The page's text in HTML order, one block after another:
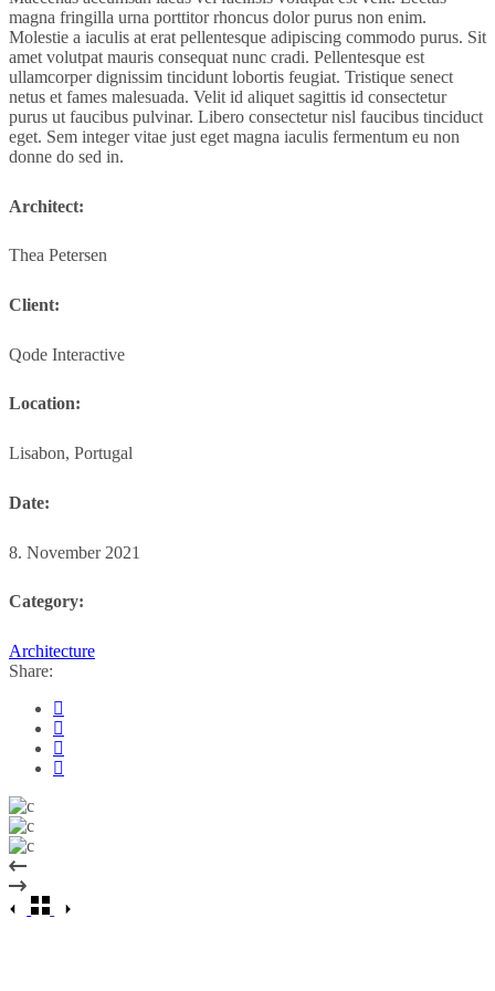
magna fringilla urna porttitor rhoncus dolor purus non enim.
Molestie a iaculis at erat pellentesque adipiscing commodo purus. Sit
amet volutpat mauris consequat nunc cradi. Pellentesque est
ullamcorper dignissim tincidunt lobortis feugiat. Tristique senect
netus et fames malesuada. Velit id aliquet sagittis id consectetur
purus ut faucibus pulvinar. Libero consectetur nisl faucibus tinciduct
eget. Sem integer vitae just eget magna iaculis fermentum eu non
donne do sed in.
Architect:
Thea Petersen
Client:
Qode Interactive
Location:
Lisabon, Portugal
Date:
8. November 2021
Category:
Architecture
Share: